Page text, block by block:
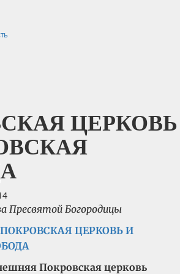
ЦЕРКОВЬ
Пресвятой Богородицы
Покровская церковь